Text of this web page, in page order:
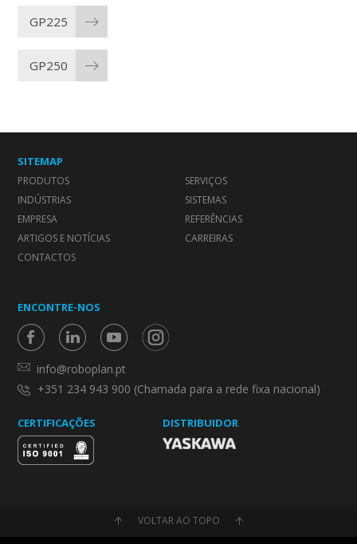
GP225
GP250
SITEMAP
PRODUTOS
SERVIÇOS
INDÚSTRIAS
SISTEMAS
EMPRESA
REFERÊNCIAS
ARTIGOS E NOTÍCIAS
CARREIRAS
CONTACTOS
ENCONTRE-NOS
info@roboplan.pt
+351 234 943 900 (Chamada para a rede fixa nacional)
CERTIFICAÇÕES DISTRIBUIDOR
VOLTAR AO TOPO